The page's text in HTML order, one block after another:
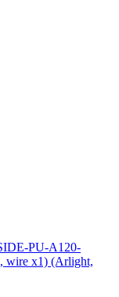
PU-A120-
wire x1) (Arlight,